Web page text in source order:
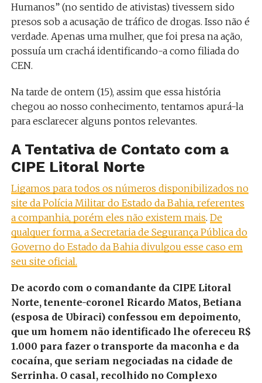
Humanos” (no sentido de ativistas) tivessem sido
presos sob a acusação de tráfico de drogas. Isso não é
verdade. Apenas uma mulher, que foi presa na ação,
possuía um crachá identificando-a como filiada do
CEN.
Na tarde de ontem (15), assim que essa história
chegou ao nosso conhecimento, tentamos apurá-la
para esclarecer alguns pontos relevantes.
A Tentativa de Contato com a
CIPE Litoral Norte
Ligamos para todos os números disponibilizados no
site da Polícia Militar do Estado da Bahia, referentes
a companhia, porém eles não existem mais. De
qualquer forma, a Secretaria de Segurança Pública do
Governo do Estado da Bahia divulgou esse caso em
seu site oficial.
De acordo com o comandante da CIPE Litoral
Norte, tenente-coronel Ricardo Matos, Betiana
(esposa de Ubiraci) confessou em depoimento,
que um homem não identificado lhe ofereceu R$
1.000 para fazer o transporte da maconha e da
cocaína, que seriam negociadas na cidade de
Serrinha. O casal, recolhido no Complexo